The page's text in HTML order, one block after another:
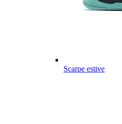
Scarpe estive